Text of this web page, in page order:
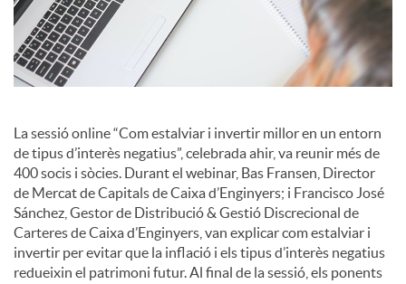
l
s
La sessió online “Com estalviar i invertir millor en un entorn
de tipus d’interès negatius”, celebrada ahir, va reunir més de
400 socis i sòcies. Durant el webinar, Bas Fransen, Director
de Mercat de Capitals de Caixa d’Enginyers; i Francisco José
Sánchez, Gestor de Distribució & Gestió Discrecional de
Carteres de Caixa d’Enginyers, van explicar com estalviar i
invertir per evitar que la inflació i els tipus d’interès negatius
redueixin el patrimoni futur. Al final de la sessió, els ponents